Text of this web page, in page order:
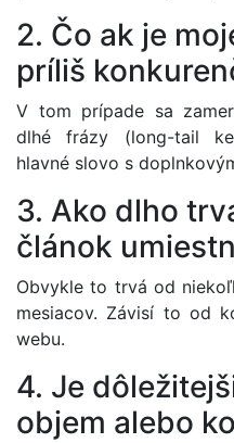
2. Čo ak je
príliš
V tom prípade sa
dlhé frázy (long-tail
hlavné slovo s
3. Ako dlho
článok
Obvykle to trvá od
mesiacov. Závisí to od
webu.
4. Je
objem alebo